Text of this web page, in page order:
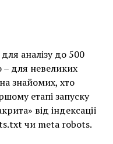
аналізу до 500
– для невеликих
знайомих, хто
етапі запуску
від індексації
чи meta robots.